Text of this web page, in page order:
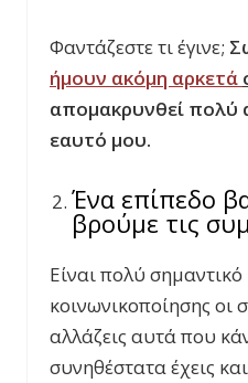
Φαντάζεστε τι έγινε;
ήμουν ακόμη αρκετά
απομακρυνθεί πολύ
εαυτό μου.
Ένα επίπεδο
βρούμε τις
Είναι πολύ
κοινωνικοποίησης
αλλάζεις αυτά που
συνηθέστατα έχεις